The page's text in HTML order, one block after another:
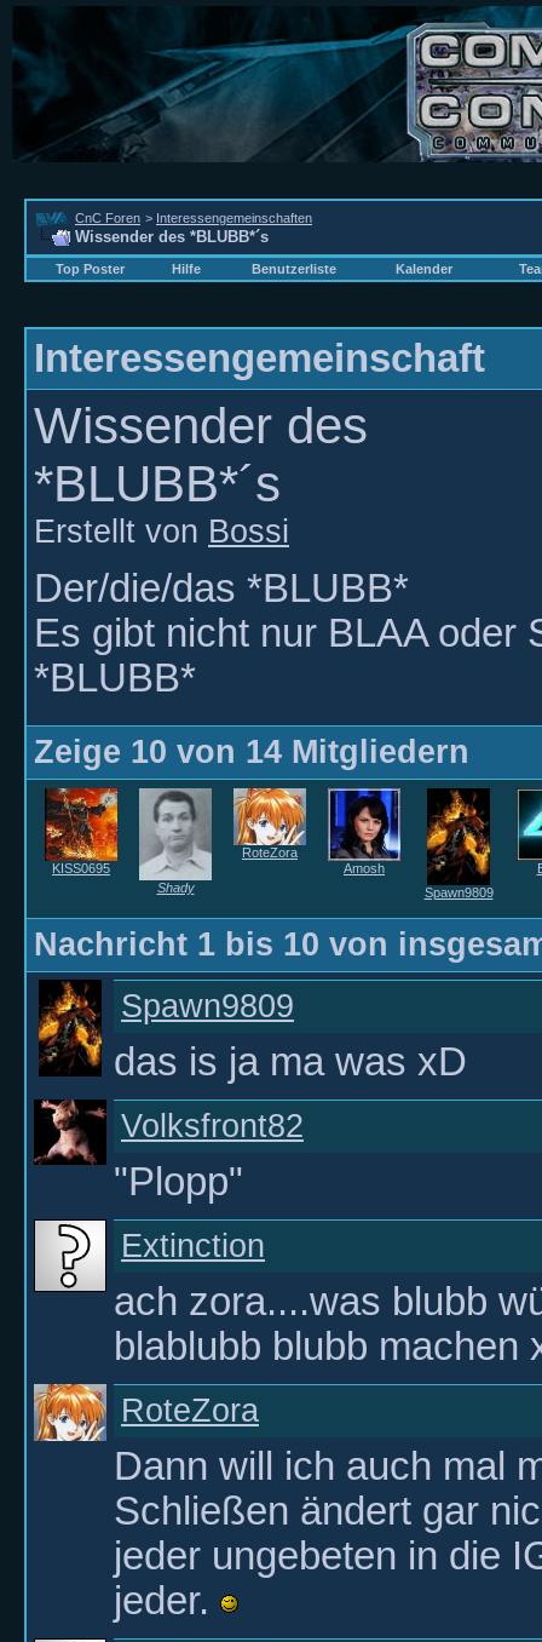
CnC Foren > Interessengemeinschaften
Wissender des *BLUBB*´s
Top Poster Hilfe Benutzerliste Kalender
Interessengemeinschaft
Wissender des
*BLUBB*´s
Erstellt von Bossi
Der/die/das *BLUBB*
Es gibt nicht nur BLAA oder
*BLUBB*
Zeige 10 von 14 Mitgliedern
KISS0695
Shady
RoteZora
Amosh
Spawn9809
Nachricht 1 bis 10 von
Spawn9809
das is ja ma was xD
Volksfront82
"Plopp"
Extinction
ach zora....was blubb
blablubb blubb machen
RoteZora
Dann will ich auch mal
Schließen ändert gar
jeder ungebeten in die
jeder.